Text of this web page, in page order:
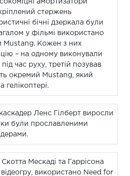
амортизатори
стержень
бічні дзеркала були
у фільмі використано
Mustang. Кожен з них
– на одному виконували
час руху, третій позував
окремий Mustang, який
гелікоптері.
Ленс Гілберт виросли
були прославленими
Мескаді та Гаррісона
відеогру, використано Need for